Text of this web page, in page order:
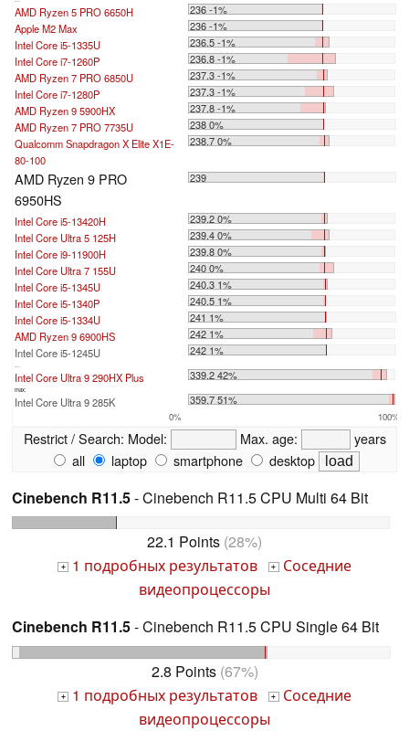
AMD Ryzen 5 PRO 6650H
236 -1%
Apple M2 Max
236 -1%
Intel Core i5-1335U
236.5 -1%
Intel Core i7-1260P
236.8 -1%
AMD Ryzen 7 PRO 6850U
237.3 -1%
Intel Core i7-1280P
237.3 -1%
AMD Ryzen 9 5900HX
237.8 -1%
AMD Ryzen 7 PRO 7735U
238 0%
Qualcomm Snapdragon X Elite X1E-
80-100
238.7 0%
AMD Ryzen 9 PRO
6950HS
239
Intel Core i5-13420H
239.2 0%
Intel Core Ultra 5 125H
239.4 0%
Intel Core i9-11900H
239.8 0%
Intel Core Ultra 7 155U
240 0%
Intel Core i5-1345U
240.3 1%
Intel Core i5-1340P
240.5 1%
Intel Core i5-1334U
241 1%
AMD Ryzen 9 6900HS
242 1%
Intel Core i5-1245U
242 1%
Intel Core Ultra 9 290HX Plus 339.2 42%
max:
Intel Core Ultra 9 285K 359.7 51%
0% 100%
Restrict / Search: Model: Max. age:
years
all
laptop smartphone desktop
Cinebench R11.5- Cinebench R11.5 CPU Multi 64 Bit
22.1 Points (28%)
+ 1 подробных результатов + Соседние
видеопроцессоры
Cinebench R11.5- Cinebench R11.5 CPU Single 64 Bit
2.8 Points(67%)
+ 1 подробных результатов + Соседние
видеопроцессоры